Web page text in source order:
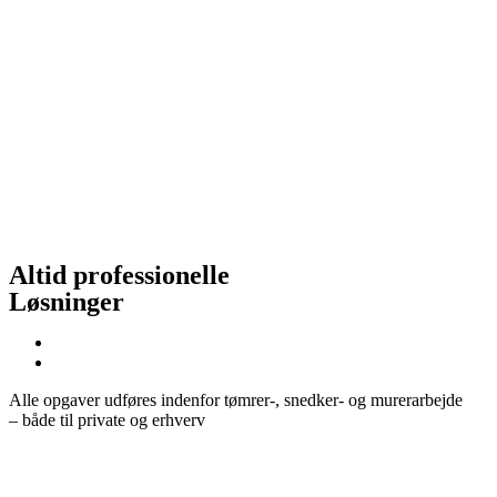
Altid professionelle
Løsninger
Alle opgaver udføres indenfor tømrer-, snedker- og murerarbejde
– både til private og erhverv